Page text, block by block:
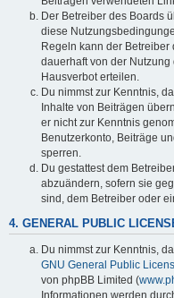
Der Betreiber des Boards
diese
Regeln kann der
dauerhaft von der
Hausverbot erteilen.
Du nimmst zur Kenntnis,
Inhalte von Beiträgen
er nicht zur Kenntnis
Benutzerkonto, Beiträge
sperren.
Du gestattest dem
abzuändern, sofern sie
sind, dem Betreiber oder
4. GENERAL PUBLIC
Du nimmst zur Kenntnis,
GNU General Public
von phpBB Limited (
Informationen werden